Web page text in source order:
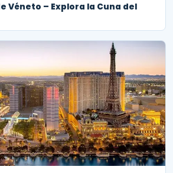
Véneto – Explora la Cuna del